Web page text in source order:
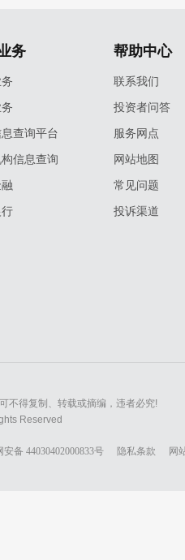
务
查询平台
信息查询
帮助中心
联系我们
投资者问答
服务网点
网站地图
常见问题
投诉渠道
不得复制、转载或摘编，违者必究!
Reserved
安备 44030402000833号 隐私条款 网